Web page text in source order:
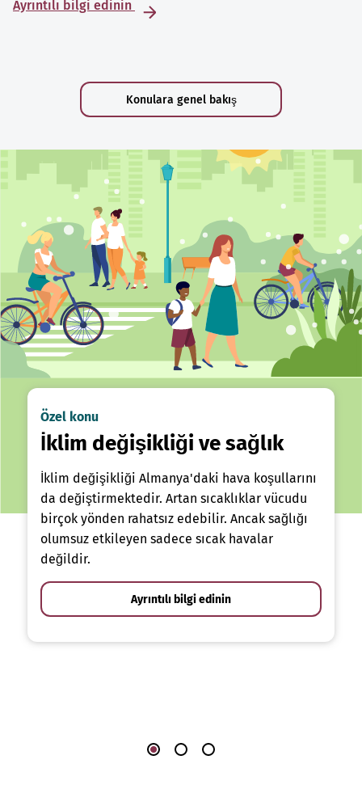
Ayrıntılı bilgi edinin
Konulara genel bakış
Özel konu
İklim değişikliği ve sağlık
İklim değişikliği Almanya'daki hava koşullarını
da değiştirmektedir. Artan sıcaklıklar vücudu
birçok yönden rahatsız edebilir. Ancak sağlığı
olumsuz etkileyen sadece sıcak havalar
değildir.
Ayrıntılı bilgi edinin